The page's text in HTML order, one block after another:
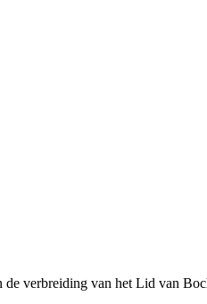
de verbreiding van het Lid van